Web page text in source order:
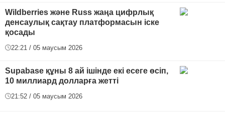
Wildberries және Russ жаңа цифрлық
денсаулық сақтау платформасын іске
қосады
22:21 / 05 маусым 2026
Supabase құны 8 ай ішінде екі есеге өсіп,
10 миллиард долларға жетті
21:52 / 05 маусым 2026